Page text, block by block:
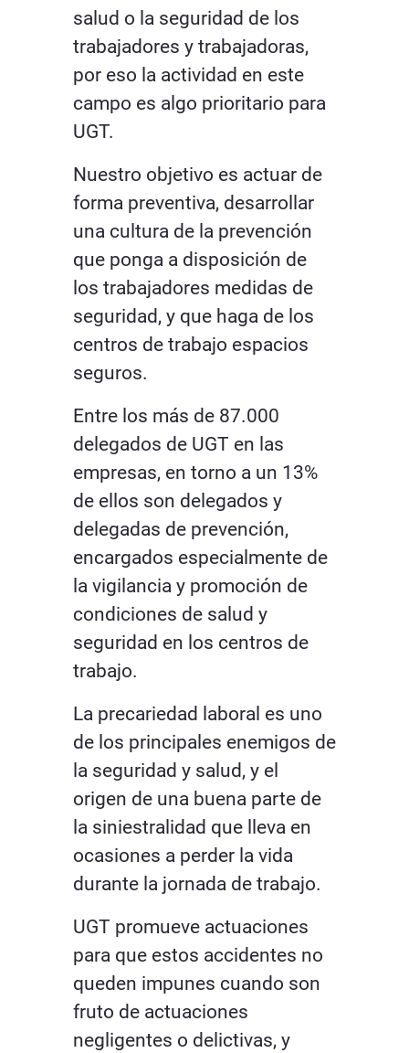
salud o la seguridad de los
trabajadores y trabajadoras,
por eso la actividad en este
campo es algo prioritario para
UGT.
Nuestro objetivo es actuar de
forma preventiva, desarrollar
una cultura de la prevención
que ponga a disposición de
los trabajadores medidas de
seguridad, y que haga de los
centros de trabajo espacios
seguros.
Entre los más de 87.000
delegados de UGT en las
empresas, en torno a un 13%
de ellos son delegados y
delegadas de prevención,
encargados especialmente de
la vigilancia y promoción de
condiciones de salud y
seguridad en los centros de
trabajo.
La precariedad laboral es uno
de los principales enemigos de
la seguridad y salud, y el
origen de una buena parte de
la siniestralidad que lleva en
ocasiones a perder la vida
durante la jornada de trabajo.
UGT promueve actuaciones
para que estos accidentes no
queden impunes cuando son
fruto de actuaciones
negligentes o delictivas, y